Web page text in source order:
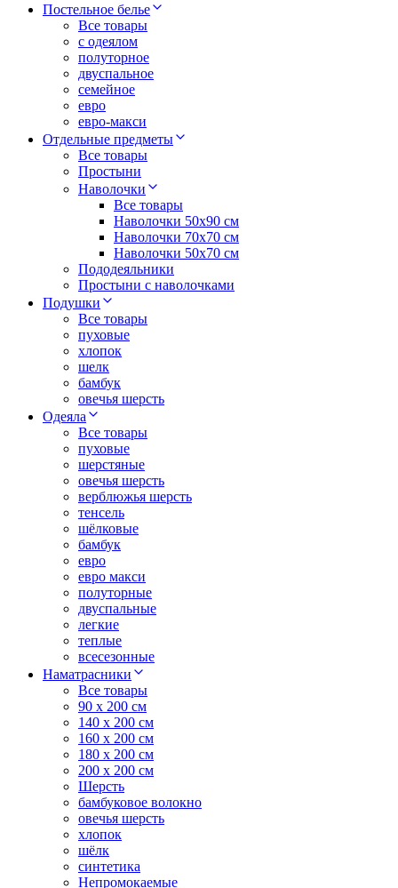
Постельное белье
Все товары
с одеялом
полуторное
двуспальное
семейное
евро
евро-макси
Отдельные предметы
Все товары
Простыни
Наволочки
Все товары
Наволочки 50x90 см
Наволочки 70x70 cм
Наволочки 50х70 см
Пододеяльники
Простыни с наволочками
Подушки
Все товары
пуховые
хлопок
шелк
бамбук
овечья шерсть
Одеяла
Все товары
пуховые
шерстяные
овечья шерсть
верблюжья шерсть
тенсель
шёлковые
бамбук
евро
евро макси
полуторные
двуспальные
легкие
теплые
всесезонные
Наматрасники
Все товары
90 x 200 см
140 x 200 см
160 x 200 см
180 x 200 см
200 x 200 см
Шерсть
бамбуковое волокно
овечья шерсть
хлопок
шёлк
синтетика
Непромокаемые